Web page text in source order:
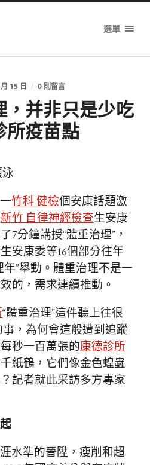
選單
15 日 / 0 則留言
，并非只是少吃
所疫苗點
竹科 健檢個安康話題激
新竹 自律神經檢查生安康
7分鐘講授“體重治理”，
安康委等16個部分往年
”舉動。體重治理不是一
的，需求連續推動。
“體重治理”這件聽上往很
事，為何會這般遭到追蹤
秒一百萬張的康德診所
紙鶴，它們像金色蝗蟲
記者就此采訪多方專家
水準的晉陞，瘦削和超